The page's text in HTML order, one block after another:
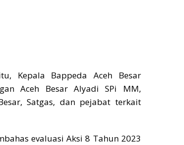
Kepala Bappeda Aceh Besar
Aceh Besar Alyadi SPi MM,
Satgas, dan pejabat terkait
evaluasi Aksi 8 Tahun 2023